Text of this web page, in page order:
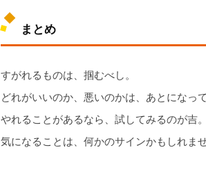
まとめ
すがれるものは、掴むべし。
どれがいいのか、悪いのかは、あとになっ
やれることがあるなら、試してみるのが吉。
気になることは、何かのサインかもしれませ